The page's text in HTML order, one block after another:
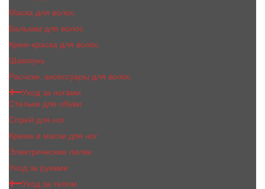
Маска для волос
Бальзам для волос
Крем-краска для волос
Шампунь
Расчски, аксессуары для волос
Уход за ногами
Стельки для обуви
Спрей для ног
Крема и маски для ног
Электрические пилки
Уход за руками
Уход за телом